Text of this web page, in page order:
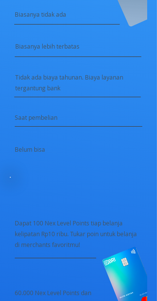
Biasanya tidak ada
Biasanya lebih terbatas
Tidak ada biaya tahunan. Biaya layanan
tergantung bank
Saat pembelian
Belum bisa
Dapat 100 Nex Level Points tiap belanja
kelipatan Rp10 ribu. Tukar poin untuk belanja
di merchants favoritmu!
60.000 Nex Level Points dan